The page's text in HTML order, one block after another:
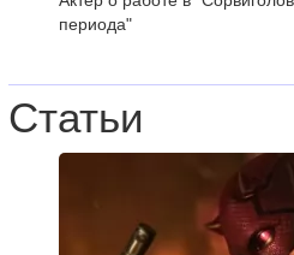
периода"
Статьи